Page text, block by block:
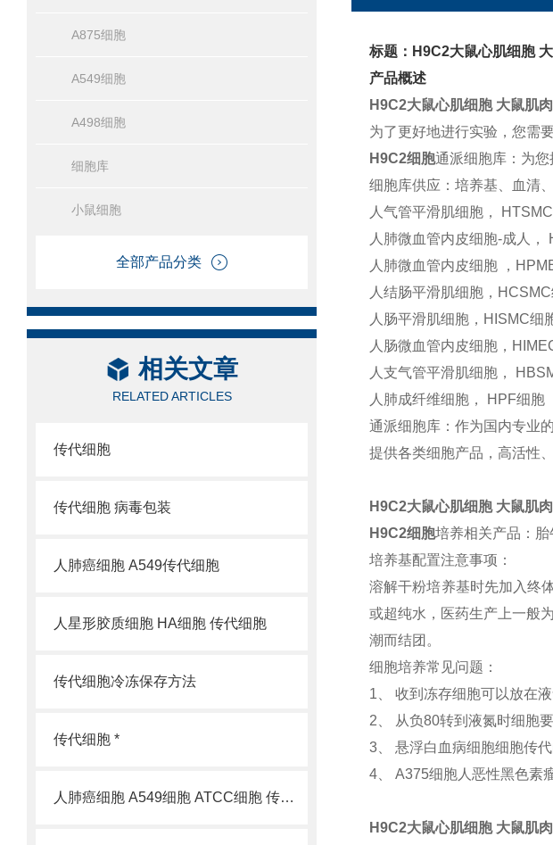
A875细胞
A549细胞
A498细胞
细胞库
小鼠细胞
全部产品分类
相关文章
RELATED ARTICLES
传代细胞
传代细胞 病毒包装
人肺癌细胞 A549传代细胞
人星形胶质细胞 HA细胞 传代细胞
传代细胞冷冻保存方法
传代细胞 *
人肺癌细胞 A549细胞 ATCC细胞 传代细胞
标题：H9C2大鼠心肌细胞
产品概述
H9C2大鼠心肌细胞 大鼠肌
为了更好地进行实验，您需
H9C2细胞通派细胞库：为
细胞库供应：培养基、血清
人气管平滑肌细胞，
人肺微血管内皮细胞-成人，
人肺微血管内皮细胞 ，
人结肠平滑肌细胞，
人肠平滑肌细胞，HISMC细
人肠微血管内皮细胞，
人支气管平滑肌细胞，
人肺成纤维细胞， HPF细胞
通派细胞库：作为国内专业
提供各类细胞产品，高活性
H9C2大鼠心肌细胞 大鼠肌
H9C2细胞培养相关产品：胎
培养基配置注意事项：
溶解干粉培养基时先加入终
或超纯水，医药生产上一般
潮而结团。
细胞培养常见问题：
1、 收到冻存细胞可以放在
2、 从负80转到液氮时细胞
3、 悬浮白血病细胞细胞传
4、 A375细胞人恶性黑色素
H9C2大鼠心肌细胞 大鼠肌